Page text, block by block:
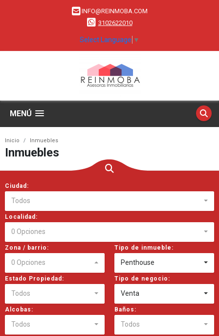
INFO@REINMOBA.COM
3102622010
Select Language ▼
MENÚ
Inicio Inmuebles
Inmuebles
Ciudad:
Todos
Localidad:
0 Opciones
Zona / barrio:
0 Opciones
Tipo de inmueble:
Penthouse
Estado Propiedad:
Todos
Tipo de negocio:
Venta
Alcobas:
Todos
Baños:
Todos